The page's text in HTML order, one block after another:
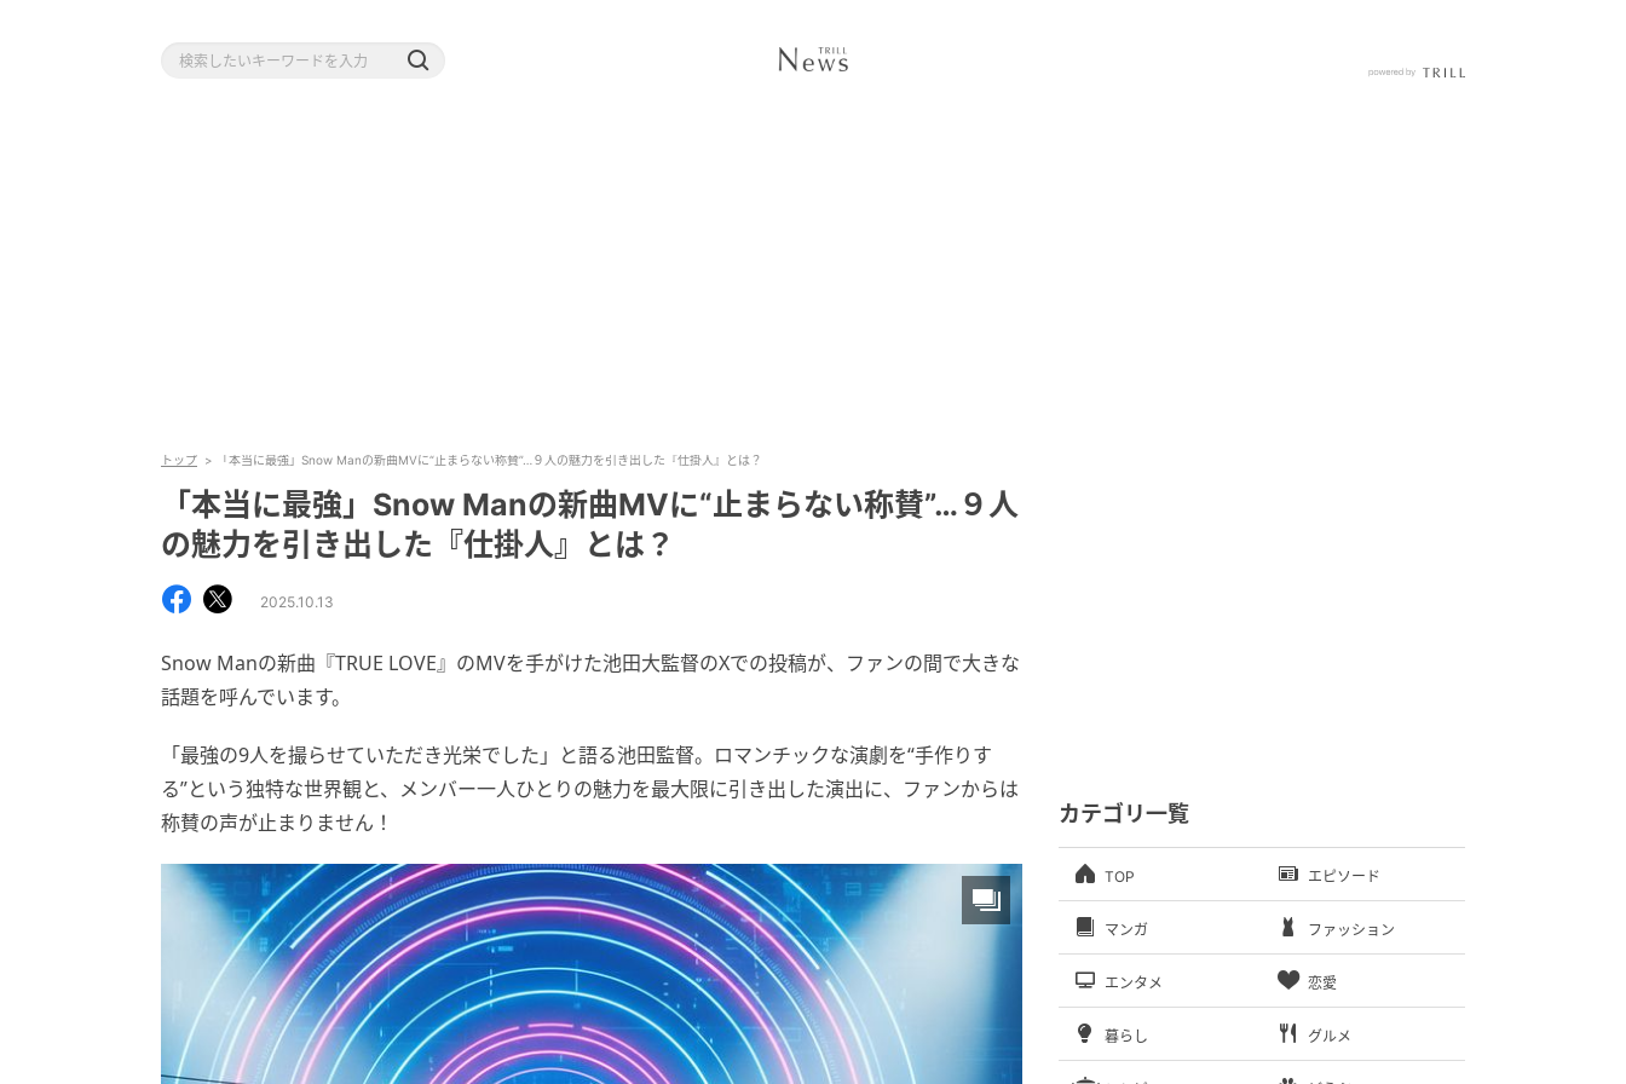
トップ 「本当に最強」Snow Manの新曲MVに“止まらない称賛”…９人の魅力を引き出した『仕掛人』とは？
「本当に最強」Snow Manの新曲MVに“止まらない称賛”…９人
の魅力を引き出した『仕掛人』とは？
2025.10.13
Snow Manの新曲『TRUE LOVE』のMVを手がけた池田大監督のXでの投稿が、ファンの間で大きな
話題を呼んでいます。
「最強の9人を撮らせていただき光栄でした」と語る池田監督。ロマンチックな演劇を“手作りす
る”という独特な世界観と、メンバー一人ひとりの魅力を最大限に引き出した演出に、ファンからは
称賛の声が止まりません！
カテゴリ一覧
TOP エピソード
マンガ ファッション
エンタメ 恋愛
暮らし グルメ